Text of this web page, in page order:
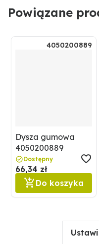
Powiązane
4050200889
Dysza gumowa
4050200889
Dostępny
66,34 zł
Do koszyka